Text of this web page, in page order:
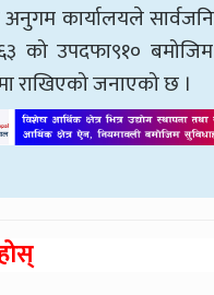
अनुगम कार्यालयले
को उपदफा९१०
राखिएको जनाएको छ ।